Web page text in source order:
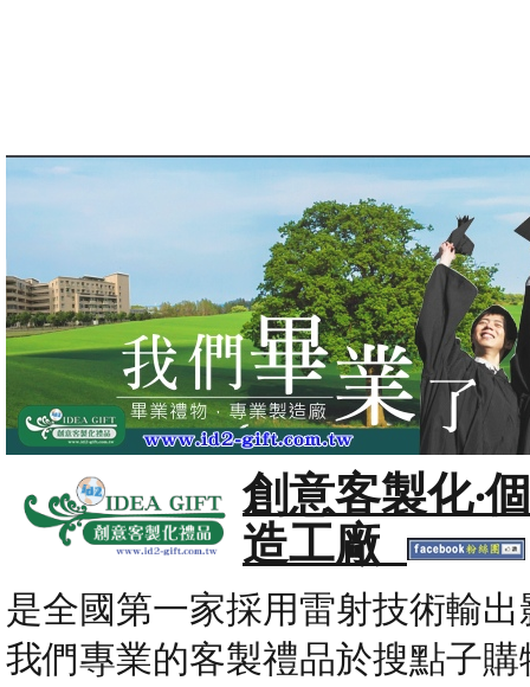
創意客製化‧
造工廠
是全國第一家採用雷射技術輸
我們專業的客製禮品於搜點子